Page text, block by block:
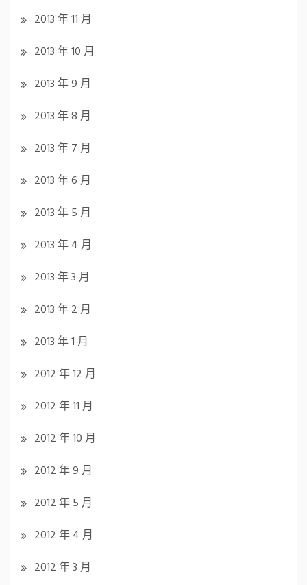
2013 年 11 月
2013 年 10 月
2013 年 9 月
2013 年 8 月
2013 年 7 月
2013 年 6 月
2013 年 5 月
2013 年 4 月
2013 年 3 月
2013 年 2 月
2013 年 1 月
2012 年 12 月
2012 年 11 月
2012 年 10 月
2012 年 9 月
2012 年 5 月
2012 年 4 月
2012 年 3 月